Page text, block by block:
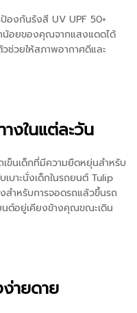
องกันรังสี UV UPF 50+
อยของคุณจากแสงแดดได้
ช่วยให้สภาพอากาศดีและ
งในแต่ละวัน
ข็นเด็กที่มีความยืดหยุ่นสำหรับ
เบาะนั่งเด็กในรถยนต์ Tulip
สำหรับการจอดรถแล้วขึ้นรถ
นต์อยู่เคียงข้างคุณขณะเดิน
ายดาย